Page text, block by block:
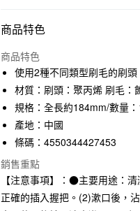
付款方式
信用卡一次付款
信用卡分期付款
3 期 0 利率 每期NT$33
合作金庫商業銀行
華南商業銀行
國泰世華商業銀行
臺灣中小企業銀行
匯豐（台灣）商業銀行
超商取貨付款
Apple Pay
街口支付
商品特色
商品特色
使用2種不同類型刷毛的刷
材質：刷頭：聚丙烯 刷毛：
規格：全長約184mm/數量：
產地：中國
條碼：4550344427453
銷售重點
【注意事項】：●主要用途：
正確的插入握把。(2)漱口後，